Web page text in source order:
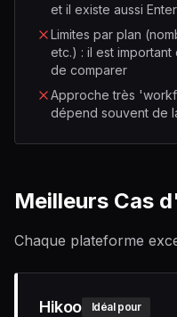
et il existe aussi
Limites par plan
etc.) : il est
de comparer
Approche très
dépend souvent de
Meilleurs Cas
Chaque plateforme
Hikoo Idéal pour